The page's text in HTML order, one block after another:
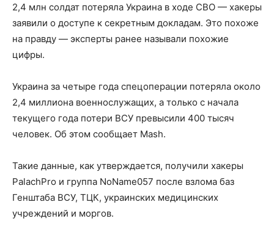
2,4 млн солдат потеряла Украина в ходе СВО — хакеры
заявили о доступе к секретным докладам. Это похоже
на правду — эксперты ранее называли похожие
цифры.
Украина за четыре года спецоперации потеряла около
2,4 миллиона военнослужащих, а только с начала
текущего года потери ВСУ превысили 400 тысяч
человек. Об этом сообщает Mash.
Такие данные, как утверждается, получили хакеры
PalachPro и группа NoName057 после взлома баз
Генштаба ВСУ, ТЦК, украинских медицинских
учреждений и моргов.